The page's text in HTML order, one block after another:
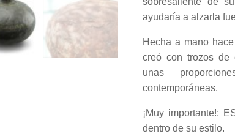
ayudaría a alzarla
Hecha a mano
creó con trozos de
unas
contemporáneas.
¡Muy importante!:
dentro de su estilo.